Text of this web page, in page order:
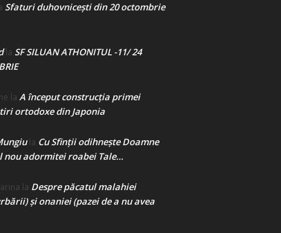
Sfaturi duhovnicești din 20 octombrie
la SF SILUAN ATHONITUL -11/ 24
la A început construcţia primei
ortodoxe din Japonia
la Cu Sfinții odihnește Doamne
nou adormitei roabei Tale…
la Despre păcatul malahiei
şi onaniei (pazei de a nu avea